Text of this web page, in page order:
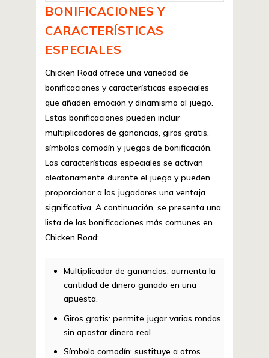
BONIFICACIONES Y
CARACTERÍSTICAS
ESPECIALES
Chicken Road ofrece una variedad de
bonificaciones y características especiales
que añaden emoción y dinamismo al juego.
Estas bonificaciones pueden incluir
multiplicadores de ganancias, giros gratis,
símbolos comodín y juegos de bonificación.
Las características especiales se activan
aleatoriamente durante el juego y pueden
proporcionar a los jugadores una ventaja
significativa. A continuación, se presenta una
lista de las bonificaciones más comunes en
Chicken Road:
Multiplicador de ganancias: aumenta la
cantidad de dinero ganado en una
apuesta.
Giros gratis: permite jugar varias rondas
sin apostar dinero real.
Símbolo comodín: sustituye a otros